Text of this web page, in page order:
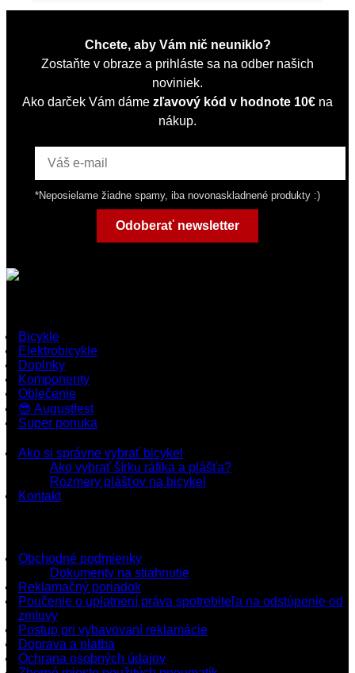
Chcete, aby Vám nič neuniklo?
Zostaňte v obraze a prihláste sa na odber našich
noviniek.
Ako darček Vám dáme zľavový kód v hodnote 10€ na
nákup.
*Neposielame žiadne spamy, iba novonaskladnené produkty :)
Odoberať newsletter
Bicykle
Elektrobicykle
Doplnky
Komponenty
Oblečenie
😎 Augustfest
Super ponuka
Ako si správne vybrať bicykel
Ako vybrať šírku ráfika a plášťa?
Rozmery plášťov na bicykel
Kontakt
Obchodné podmienky
Dokumenty na stiahnutie
Reklamačný poriadok
Poučenie o uplatnení práva spotrebiteľa na odstúpenie od
zmluvy
Postup pri vybavovaní reklamácie
Doprava a platba
Ochrana osobných údajov